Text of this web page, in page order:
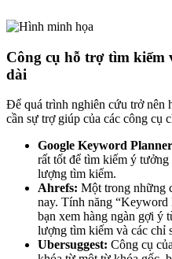
Công cụ hỗ trợ tìm kiếm
dài
Để quá trình nghiên cứu trở nên
cần sự trợ giúp của các công cụ
Google Keyword
rất tốt để tìm kiếm ý
lượng tìm kiếm.
Ahrefs: Một trong những
nay. Tính năng “Keyword
bạn xem hàng ngàn gợi ý
lượng tìm kiếm và các chỉ
Ubersuggest: Công cụ